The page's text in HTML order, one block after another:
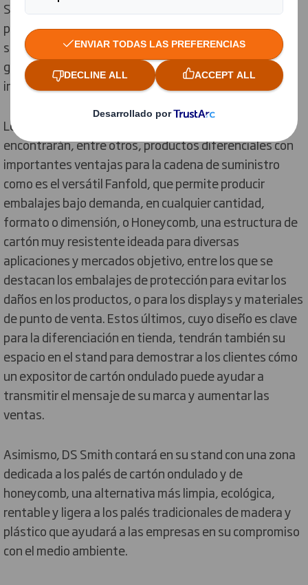
Smith, un innovador puesto en el que los asistentes
podrán conocer las características y beneficios de las
soluciones de packaging destinadas a los sectores de
gran consumo, logístico e industrial, o al cada vez más
importante sector del e-commerce.
Los visitantes al moderno espacio de DS Smith
encontrarán, entre otros, productos diferenciales con
importantes ventajas para la cadena de suministro
como es el versátil Fanfold, que permite producir
embalajes bajo demanda, en cualquier cantidad,
formato o dimensión, o Honeycomb, una estructura de
cartón muy resistente ideada para diversas
aplicaciones y mercados objetivo, entre los que se
destacan los embalajes de protección para evitar los
daños en los productos, o para los displays y materiales
de punto de venta. Estos últimos, cuyo diseño es clave
para la diferenciación en tienda, tendrán también su
espacio en el stand para demostrar a los clientes cómo
un expositor de cartón ondulado puede ayudar a
transmitir el mensaje de su marca y aumentar las
ventas.
Asimismo, DS Smith contará en su stand con una zona
dedicada a los palés de cartón ondulado y de
honeycomb, una alternativa más limpia, ecológica,
rentable y ligera a los palés tradicionales de madera y
plástico que ayudará a las empresas en su compromiso
con el medio ambiente.